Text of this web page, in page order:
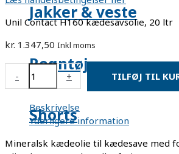
Jakker & veste
Regntøj
Shorts
Unil Contact H160 kædesavsolie, 20 ltr
kr. 1.347,50 Inkl moms
- + TILFØJ TIL
Beskrivelse
Yderligere information
Mineralsk kædeolie til kædesave med